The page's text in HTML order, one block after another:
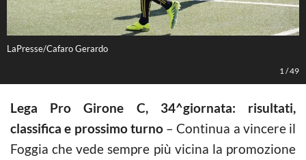
LaPresse/Cafaro Gerardo
1 /49
Lega Pro Girone C, 34^giornata: risultati,
classifica e prossimo turno– Continua a vincere il
Foggia che vede sempre più vicina la promozione